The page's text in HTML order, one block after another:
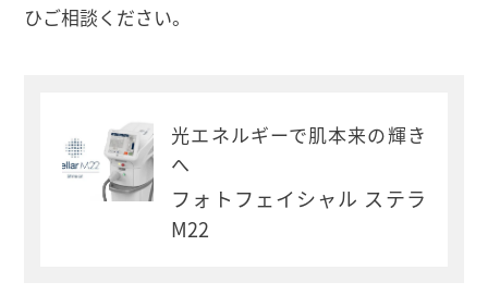
ひご相談ください。
光エネルギーで肌本来の輝き
へ
フォトフェイシャル ステラ
M22